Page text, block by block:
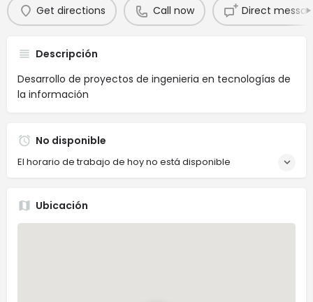
Get directions Call now Direct
Descripción
Desarrollo de proyectos de ingenieria en tecnologías de
la información
No disponible
El horario de trabajo de hoy no está disponible
Ubicación